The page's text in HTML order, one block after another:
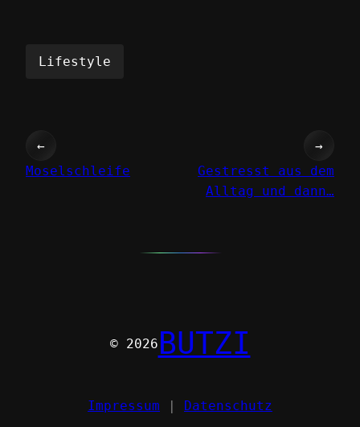
Lifestyle
←
Moselschleife
Gestresst aus dem
Alltag und dann…
→
© 2026 BUTZI
Impressum Datenschutz